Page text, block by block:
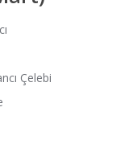
Çelebi